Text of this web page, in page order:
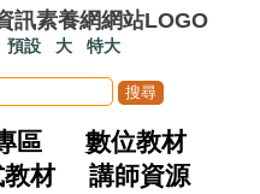
預設 大 特大
區
數位教材
材
講師資源